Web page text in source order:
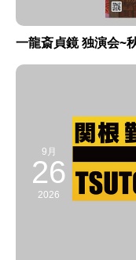
一龍斎貞鏡 独演会~
9月
26
2026